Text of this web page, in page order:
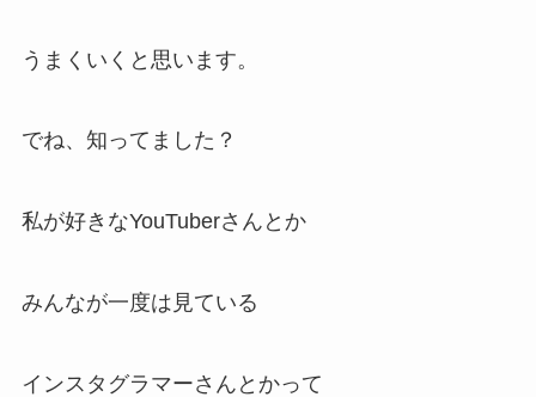
うまくいくと思います。
でね、知ってました？
私が好きなYouTuberさんとか
みんなが一度は見ている
インスタグラマーさんとかって